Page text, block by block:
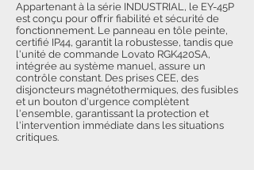
Appartenant à la série INDUSTRIAL, le EY-45P
est conçu pour offrir fiabilité et sécurité de
fonctionnement. Le panneau en tôle peinte,
certifié IP44, garantit la robustesse, tandis que
l'unité de commande Lovato RGK420SA,
intégrée au système manuel, assure un
contrôle constant. Des prises CEE, des
disjoncteurs magnétothermiques, des fusibles
et un bouton d'urgence complètent
l'ensemble, garantissant la protection et
l'intervention immédiate dans les situations
critiques.